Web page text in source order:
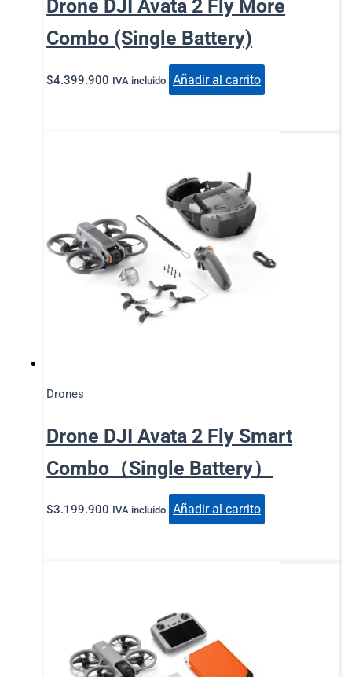
Drone DJI Avata 2 Fly More
Combo (Single Battery)
$4.399.900 IVA incluido Añadir al carrito
Drones
Drone DJI Avata 2 Fly Smart
Combo（Single Battery）
$3.199.900 IVA incluido Añadir al carrito